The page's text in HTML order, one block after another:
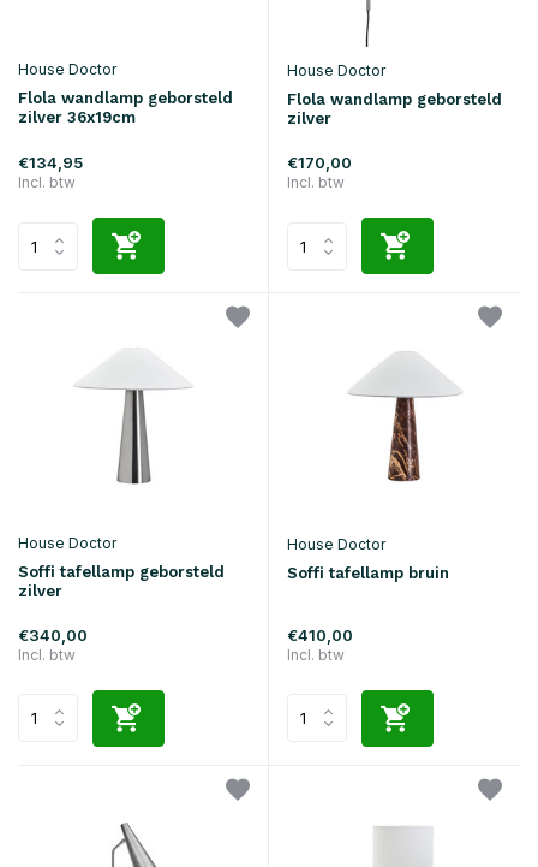
House Doctor
Flola wandlamp geborsteld
zilver 36x19cm
€134,95
Incl. btw
House Doctor
Flola wandlamp geborsteld
zilver
€170,00
Incl. btw
House Doctor
Soffi tafellamp geborsteld
zilver
€340,00
Incl. btw
House Doctor
Soffi tafellamp bruin
€410,00
Incl. btw